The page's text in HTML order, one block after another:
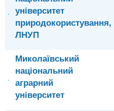
університет
природокористування,
ЛНУП
Миколаївський
національний
аграрний
університет